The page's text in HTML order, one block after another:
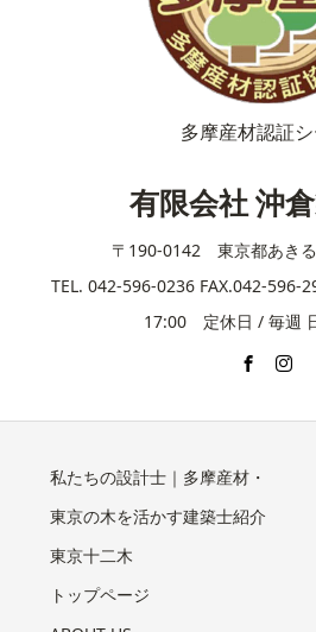
多摩産材認証
有限会社 沖
〒190-0142 東京都あき
TEL. 042-596-0236 FAX.042-
17:00 定休日 / 毎週
私たちの設計士｜多摩産材・
東京の木を活かす建築士紹介
東京十二木
トップページ